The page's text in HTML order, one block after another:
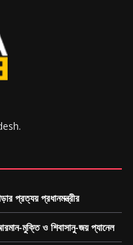
প্রত্যয় প্রধানমন্ত্রীর
মুক্তি ও শিবাসানু-জয় প্যানেল